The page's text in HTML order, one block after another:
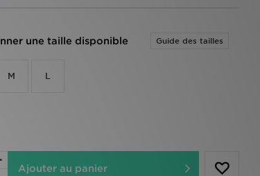
une taille disponible Guide des tailles
M L
Ajouter au panier